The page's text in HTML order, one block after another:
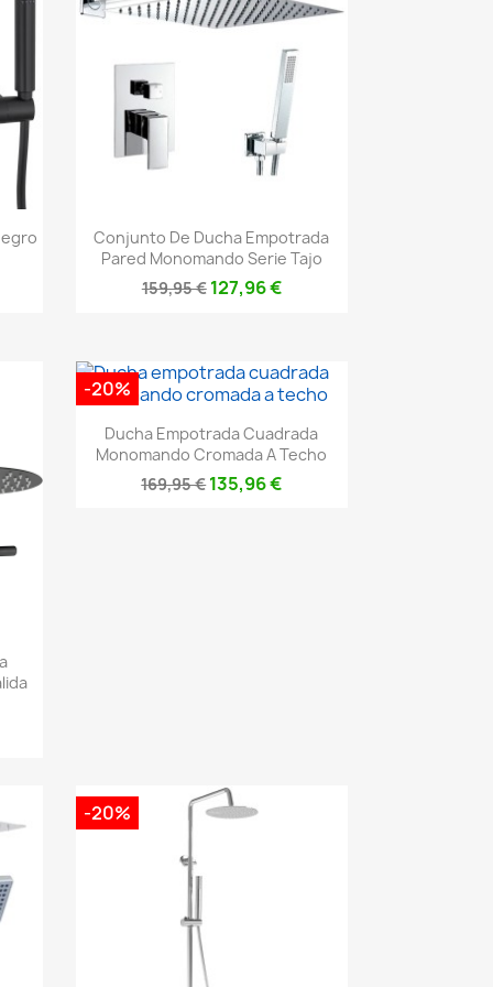
Vista rápida
Conjunto De Ducha Empotrada
Pared Monomando Serie Tajo
159,95 € 127,96 €
Vista rápida
Ducha Empotrada Cuadrada
Monomando Cromada A Techo
169,95 €135,96 €
-20%
-20%